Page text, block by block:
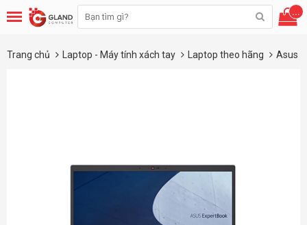
...
Trang chủ Laptop - Máy tính xách tay Laptop theo hãng Asus